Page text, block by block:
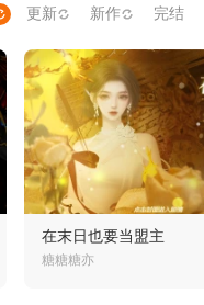
更新 新作 完结
在末日也要当盟主
糖糖糖亦